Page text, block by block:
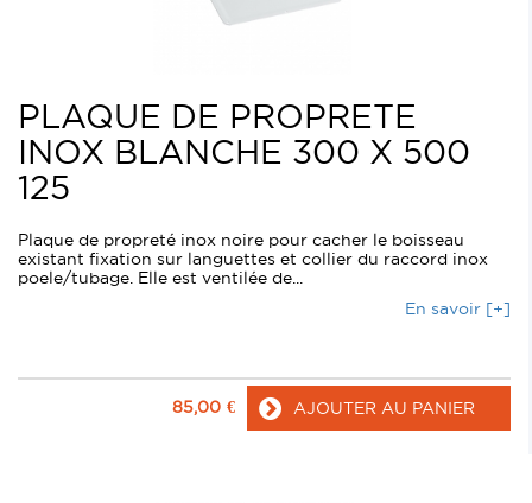
PLAQUE DE PROPRETE
INOX BLANCHE 300 X 500
125
Plaque de propreté inox noire pour cacher le boisseau
existant fixation sur languettes et collier du raccord inox
poele/tubage. Elle est ventilée de...
En savoir [+]
85,00 € AJOUTER AU PANIER